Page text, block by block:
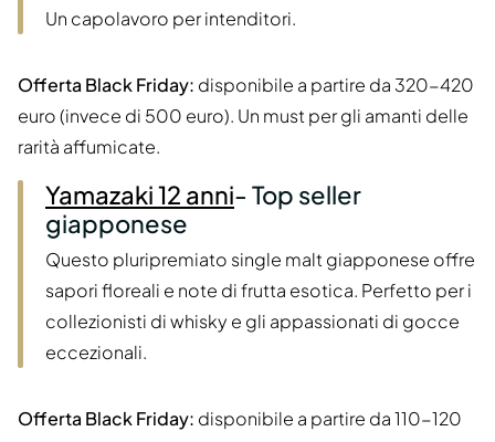
Un capolavoro per intenditori.
Offerta Black Friday: disponibile a partire da 320-420
euro (invece di 500 euro). Un must per gli amanti delle
rarità affumicate.
Yamazaki 12 anni- Top seller
giapponese
Questo pluripremiato single malt giapponese offre
sapori floreali e note di frutta esotica. Perfetto per i
collezionisti di whisky e gli appassionati di gocce
eccezionali.
Offerta Black Friday: disponibile a partire da 110-120